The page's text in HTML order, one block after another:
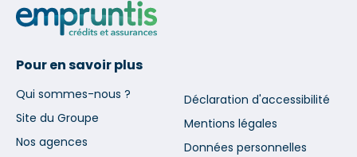
Pour en savoir plus
Qui sommes-nous ?
Site du Groupe
Nos agences
Déclaration d'accessibilité
Mentions légales
Données personnelles